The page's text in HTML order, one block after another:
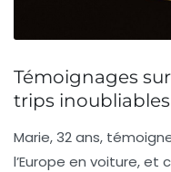
Témoignages sur
trips inoubliables
Marie, 32 ans,
l’Europe en voiture, et